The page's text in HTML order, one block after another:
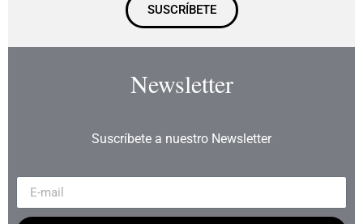
SUSCRÍBETE
Newsletter
Suscríbete a nuestro Newsletter